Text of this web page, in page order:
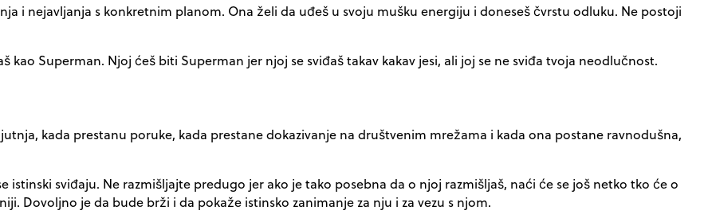
i nejavljanja s konkretnim planom. Ona želi da uđeš u svoju mušku energiju i doneseš čvrstu odluku. Ne postoji
kao Superman. Njoj ćeš biti Superman jer njoj se sviđaš takav kakav jesi, ali joj se ne sviđa tvoja neodlučnost.
kada prestanu poruke, kada prestane dokazivanje na društvenim mrežama i kada ona postane ravnodušna,
sviđaju. Ne razmišljajte predugo jer ako je tako posebna da o njoj razmišljaš, naći će se još netko tko će o
Dovoljno je da bude brži i da pokaže istinsko zanimanje za nju i za vezu s njom.